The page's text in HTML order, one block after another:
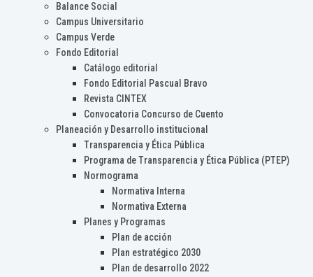
Balance Social
Campus Universitario
Campus Verde
Fondo Editorial
Catálogo editorial
Fondo Editorial Pascual Bravo
Revista CINTEX
Convocatoria Concurso de Cuento
Planeación y Desarrollo institucional
Transparencia y Ética Pública
Programa de Transparencia y Ética Pública (PTEP)
Normograma
Normativa Interna
Normativa Externa
Planes y Programas
Plan de acción
Plan estratégico 2030
Plan de desarrollo 2022